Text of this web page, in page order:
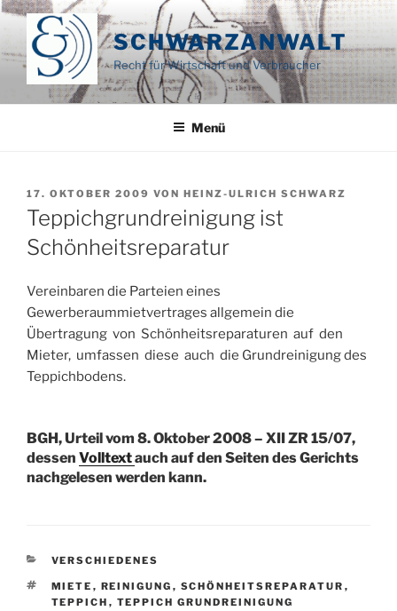
Zum
springen
SCHWARZANWALT
Recht für Wirtschaft und Verbraucher
Menü
VERÖFFENTLICHT
AM
17. OKTOBER 2009 VON HEINZ-ULRICH SCHWARZ
Teppichgrundreinigung ist
Schönheitsreparatur
Vereinbaren die Parteien eines
Gewerberaummietvertrages allgemein die
Übertragung von Schönheitsreparaturen auf den
Mieter, umfassen diese auch die Grundreinigung des
Teppichbodens.
BGH, Urteil vom 8. Oktober 2008 – XII ZR 15/07,
dessen Volltextauch auf den Seiten des Gerichts
nachgelesen werden kann.
KATEGORIEN
VERSCHIEDENES
SCHLAGWÖRTER
MIETE , REINIGUNG , SCHÖNHEITSREPARATUR ,
TEPPICH , TEPPICH GRUNDREINIGUNG